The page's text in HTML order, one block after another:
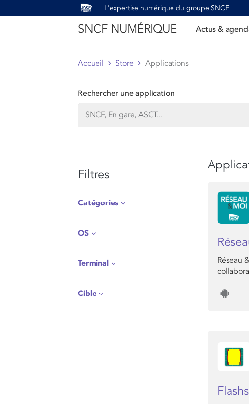
L'expertise numérique du groupe SNCF
SNCF NUMÉRIQUE Actus &
Accueil Store Applications
Rechercher une application
Filtres
Catégories
OS
Terminal
Cible
Réseau